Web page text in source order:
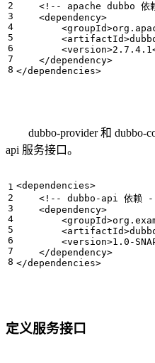
<!-- apache dubbo 依
<dependency>
<groupId>
<artifactId>
<version>2.7.4.1
</dependency>
</dependencies>
dubbo-provider 和 dubbo-
api 服务接口。
<dependencies>
<!-- dubbo-api 依赖
<dependency>
<groupId>
<artifactId>
<version>1.0-
</dependency>
</dependencies>
定义服务接口